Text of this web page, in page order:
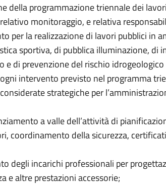
della programmazione triennale dei
monitoraggio, e relativa
per la realizzazione di lavori pubblici in
sportiva, di pubblica illuminazione, di
e di prevenzione del rischio
intervento previsto nel programma
strategiche per
a valle dell’attività di
coordinamento della sicurezza,
degli incarichi professionali per
e altre prestazioni accessorie;